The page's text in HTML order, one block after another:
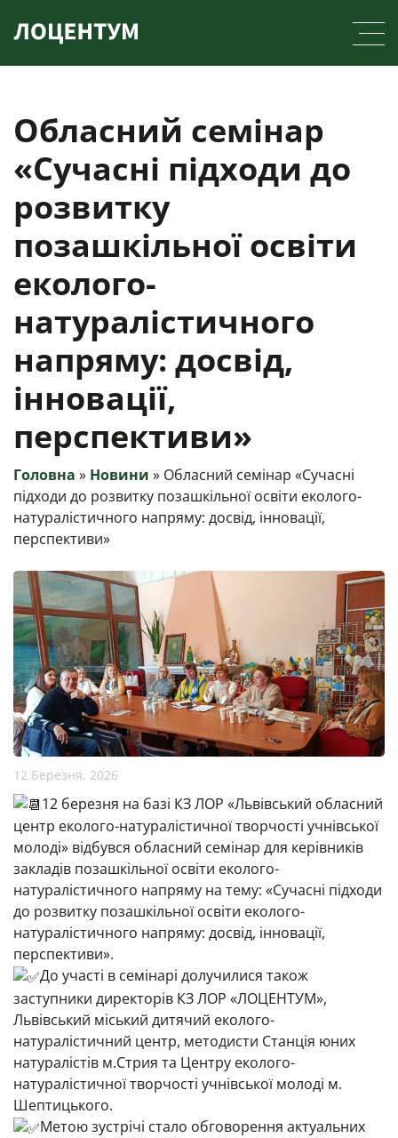
Обласний семінар
«Сучасні підходи до
розвитку
позашкільної освіти
еколого-
натуралістичного
напряму: досвід,
інновації,
перспективи»
Головна » Новини » Обласний семінар «Сучасні
підходи до розвитку позашкільної освіти еколого-
натуралістичного напряму: досвід, інновації,
перспективи»
12 Березня, 2026
12 березня на базі КЗ ЛОР «Львівський обласний
центр еколого-натуралістичної творчості учнівської
молоді» відбувся обласний семінар для керівників
закладів позашкільної освіти еколого-
натуралістичного напряму на тему: «Сучасні підходи
до розвитку позашкільної освіти еколого-
натуралістичного напряму: досвід, інновації,
перспективи».
До участі в семінарі долучилися також
заступники директорів КЗ ЛОР «ЛОЦЕНТУМ»,
Львівський міський дитячий еколого-
натуралістичний центр, методисти Станція юних
натуралістів м.Стрия та Центру еколого-
натуралістичної творчості учнівської молоді м.
Шептицького.
Метою зустрічі стало обговорення актуальних